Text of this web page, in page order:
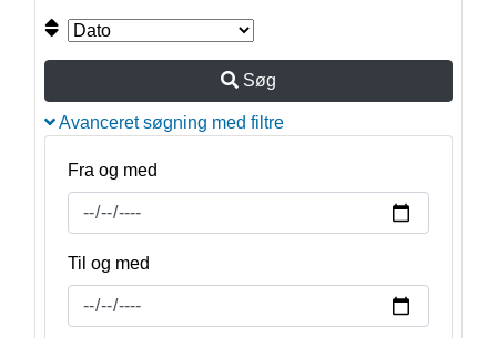
Søg
Avanceret søgning med filtre
Fra og med
Til og med